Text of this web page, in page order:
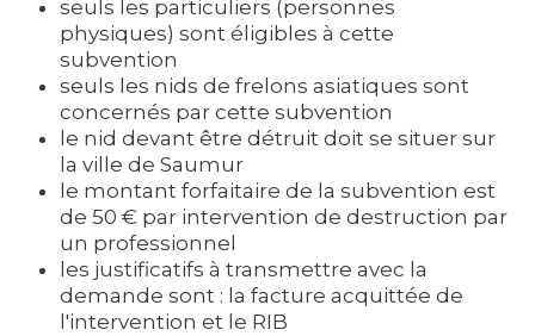
seuls les particuliers (personnes
physiques) sont éligibles à cette
subvention
seuls les nids de frelons asiatiques sont
concernés par cette subvention
le nid devant être détruit doit se situer sur
la ville de Saumur
le montant forfaitaire de la subvention est
de 50 € par intervention de destruction par
un professionnel
les justificatifs à transmettre avec la
demande sont : la facture acquittée de
l'intervention et le RIB